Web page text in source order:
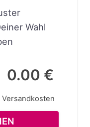
Wahl
0.00 €
Versandkosten